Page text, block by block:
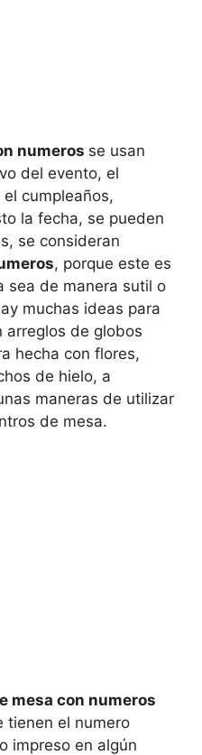
numeros se usan
del evento, el
cumpleaños,
la fecha, se pueden
se consideran
, porque este es
sea de manera sutil o
muchas ideas para
arreglos de globos
hecha con flores,
de hielo, a
maneras de utilizar
de mesa.
mesa con numeros
tienen el numero
impreso en algún